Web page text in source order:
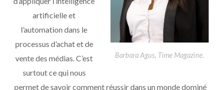
Barbara Agus, Time Magazine.
artificielle et
l’automation dans le
processus d’achat et de
vente des médias. C’est
surtout ce qui nous
permet de savoir comment réussir dans un monde dominé